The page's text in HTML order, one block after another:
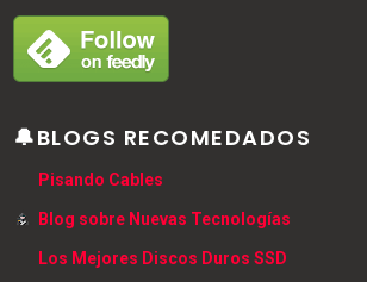
🔔BLOGS RECOMEDADOS
Pisando Cables
Blog sobre Nuevas Tecnologías
Los Mejores Discos Duros SSD